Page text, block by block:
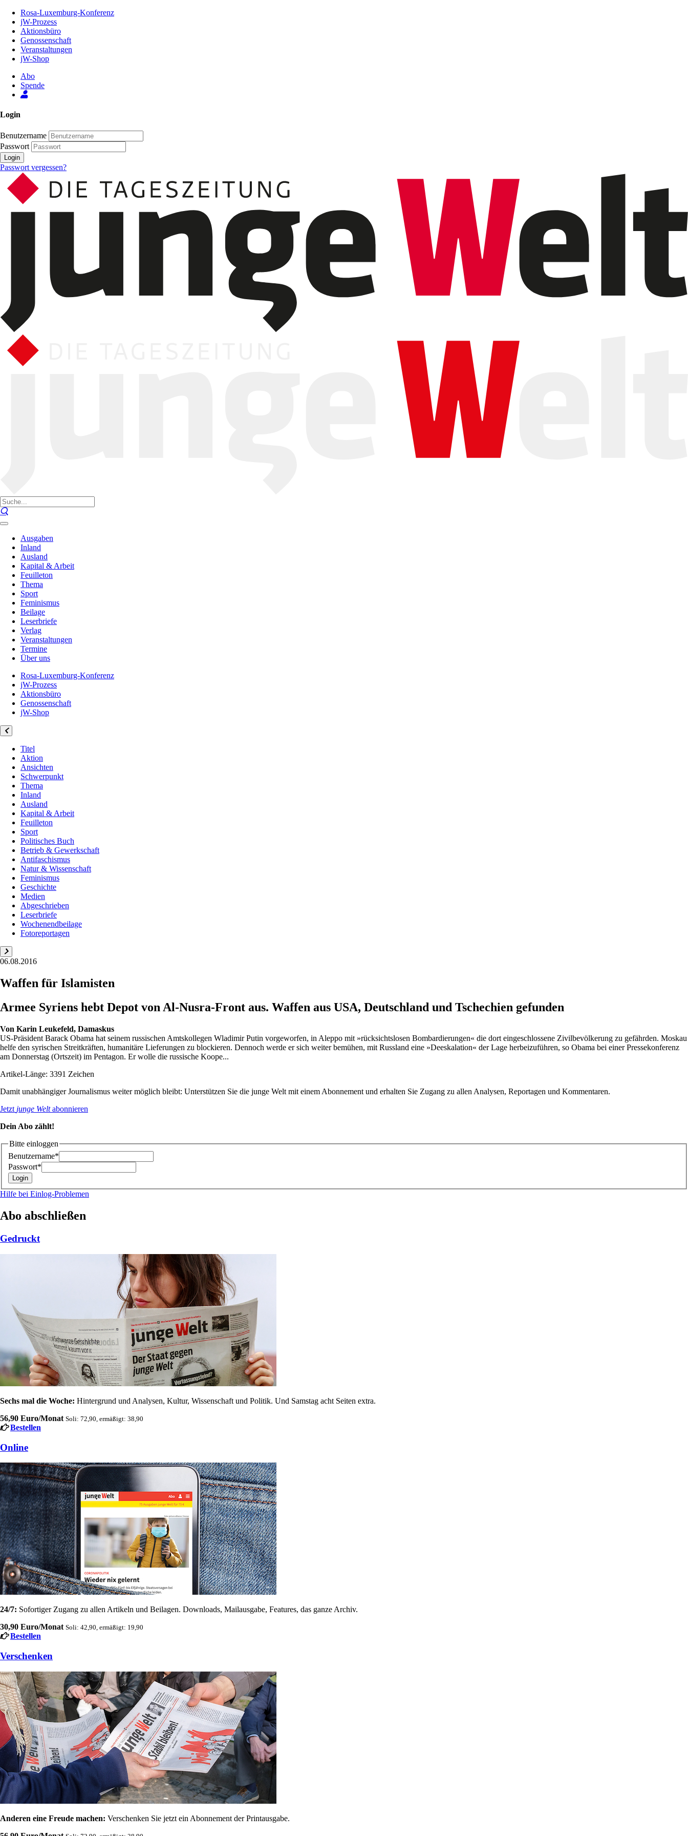
Inhalt
Seite
Rosa-Luxemburg-Konferenz
jW-Prozess
Aktionsbüro
Genossenschaft
Veranstaltungen
jW-Shop
Abo
Spende
Login
Benutzername
Passwort
Login
Passwort vergessen?
Ausgaben
Inland
Ausland
Kapital & Arbeit
Feuilleton
Thema
Sport
Feminismus
Beilage
Leserbriefe
Verlag
Veranstaltungen
Termine
Über uns
Rosa-Luxemburg-Konferenz
jW-Prozess
Aktionsbüro
Genossenschaft
jW-Shop
Titel
Aktion
Ansichten
Schwerpunkt
Thema
Inland
Ausland
Kapital & Arbeit
Feuilleton
Sport
Politisches Buch
Betrieb & Gewerkschaft
Antifaschismus
Natur & Wissenschaft
Feminismus
Geschichte
Medien
Abgeschrieben
Leserbriefe
Wochenendbeilage
Fotoreportagen
06.08.2016
Waffen für Islamisten
Armee Syriens hebt Depot von Al-Nusra-Front aus. Waffen aus USA, Deutschland und Tschechien ­gefunden
Von Karin Leukefeld, Damaskus
US-Präsident Barack Obama hat seinem russischen Amtskollegen Wladimir Putin vorgeworfen, in Aleppo mit »rücksichtslosen Bombardierungen« die dort eingeschlossene Zivilbevölkerung zu gefährden. Moskau
helfe den syrischen Streitkräften, humanitäre Lieferungen zu blockieren. Dennoch werde er sich weiter bemühen, mit Russland eine »Deeskalation« der Lage herbeizuführen, so Obama bei einer Pressekonferenz
am Donnerstag (Ortszeit) im Pentagon. Er wolle die russische Koope...
Artikel-Länge: 3391 Zeichen
Damit unabhängiger Journalismus weiter möglich bleibt: Unterstützen Sie die junge Welt mit einem Abonnement und erhalten Sie Zugang zu allen Analysen, Reportagen und Kommentaren.
Jetzt junge Weltabonnieren
Dein Abo zählt!
Bitte einloggen
Benutzername*
Passwort*
Hilfe bei Einlog-Problemen
Abo abschließen
Gedruckt
Sechs mal die Woche: Hintergrund und Analysen, Kultur, Wissenschaft und Politik. Und Samstag acht Seiten extra.
56,90 Euro/Monat Soli: 72,90, ermäßigt: 38,90
Bestellen
Online
24/7: Sofortiger Zugang zu allen Artikeln und Beilagen. Downloads, Mailausgabe, Features, das ganze Archiv.
30,90 Euro/Monat Soli: 42,90, ermäßigt: 19,90
Bestellen
Verschenken
Anderen eine Freude machen: Verschenken Sie jetzt ein Abonnement der Printausgabe.